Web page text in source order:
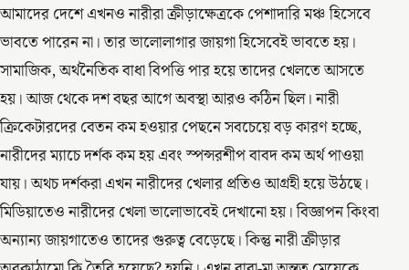
আমাদের দেশে এখনও নারীরা ক্রীড়াক্ষেত্রকে পেশাদারি মঞ্চ হিসেবে
ভাবতে পারেন না। তার ভালোলাগার জায়গা হিসেবেই ভাবতে হয়।
সামাজিক, অর্থনৈতিক বাধা বিপত্তি পার হয়ে তাদের খেলতে আসতে
হয়। আজ থেকে দশ বছর আগে অবস্থা আরও কঠিন ছিল। নারী
ক্রিকেটারদের বেতন কম হওয়ার পেছনে সবচেয়ে বড় কারণ হচ্ছে,
নারীদের ম্যাচে দর্শক কম হয় এবং স্পন্সরশীপ বাবদ কম অর্থ পাওয়া
যায়। অথচ দর্শকরা এখন নারীদের খেলার প্রতিও আগ্রহী হয়ে উঠছে।
মিডিয়াতেও নারীদের খেলা ভালোভাবেই দেখানো হয়। বিজ্ঞাপন কিংবা
অন্যান্য জায়গাতেও তাদের গুরুত্ব বেড়েছে। কিন্তু নারী ক্রীড়ার